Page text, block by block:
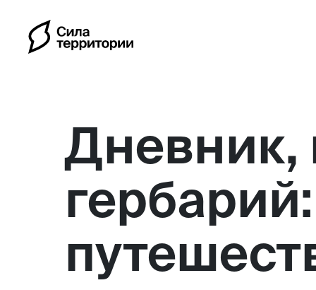
Календарь
Индивидуальные
Дневник,